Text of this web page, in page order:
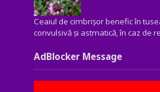
Ceaiul de cimbrișor benefic în
convulsivă şi astmatică, în caz de
AdBlocker Message